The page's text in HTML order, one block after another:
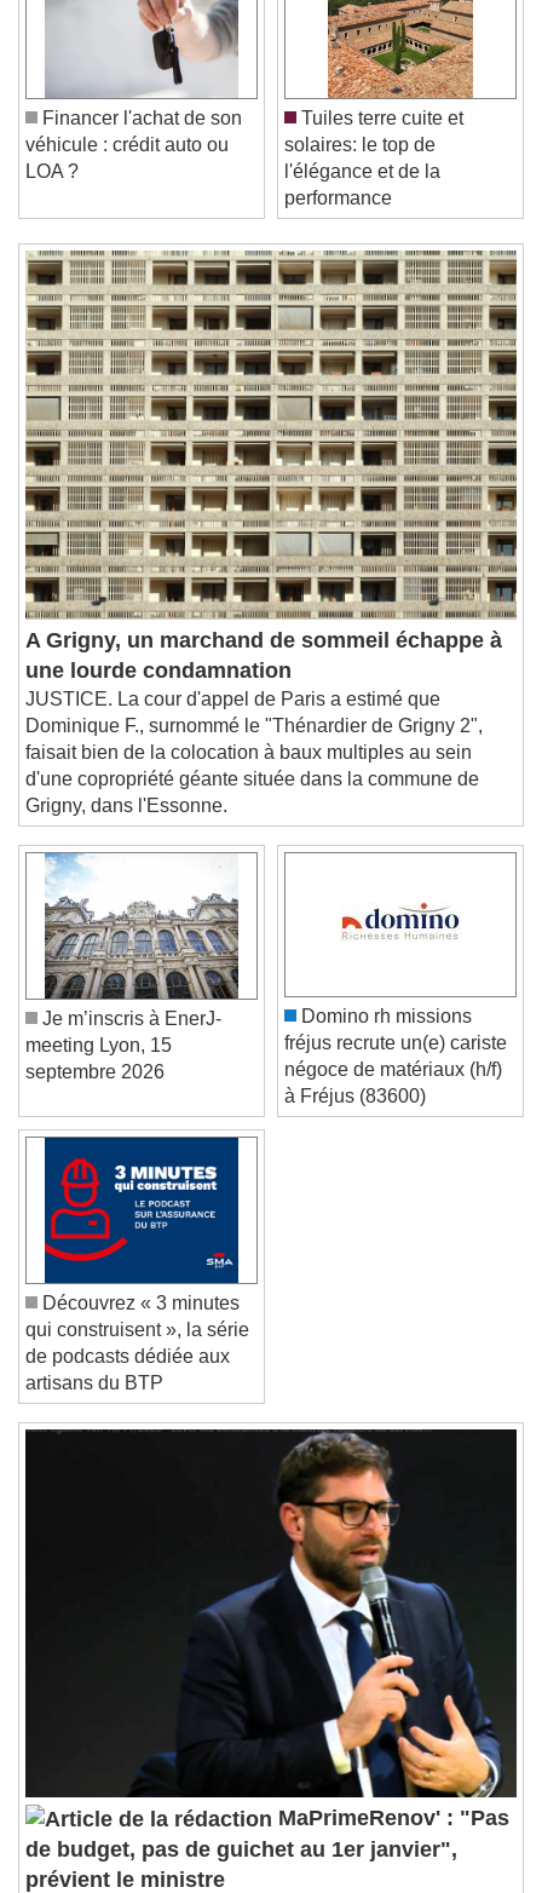
Skip Backward
Skip Forward
Unmute
Current Time
/
Duration-:-
Loaded:0%
Seek to live, currently behind liveLIVE
Remaining Time-0:00
1x
Playback Rate
Chapters
Chapters
Descriptions
descriptions off, selected
Subtitles
subtitles settings, opens subtitles
settings dialog
subtitles off, selected
Audio Track
Picture-in-Picture
Fullscreen
This is a modal window.
Beginning of dialog window. Escape will cancel
and close the window.
Text
Color
Text Background
Caption Area Background
Color Opacity
Font Size
Font Family
Reset
Done
Close Modal Dialog
End of dialog window.
Financer l'achat de son
véhicule : crédit auto ou
LOA ?
Tuiles terre cuite et
solaires: le top de
l'élégance et de la
performance
A Grigny, un marchand de sommeil échappe à
une lourde condamnation
JUSTICE. La cour d'appel de Paris a estimé que
Dominique F., surnommé le "Thénardier de Grigny 2",
faisait bien de la colocation à baux multiples au sein
d'une copropriété géante située dans la commune de
Grigny, dans l'Essonne.
Je m’inscris à EnerJ-
meeting Lyon, 15
septembre 2026
Domino rh missions
fréjus recrute un(e) cariste
négoce de matériaux (h/f)
à Fréjus (83600)
Découvrez « 3 minutes
qui construisent », la série
de podcasts dédiée aux
artisans du BTP
MaPrimeRenov' : "Pas
de budget, pas de guichet au 1er janvier",
prévient le ministre